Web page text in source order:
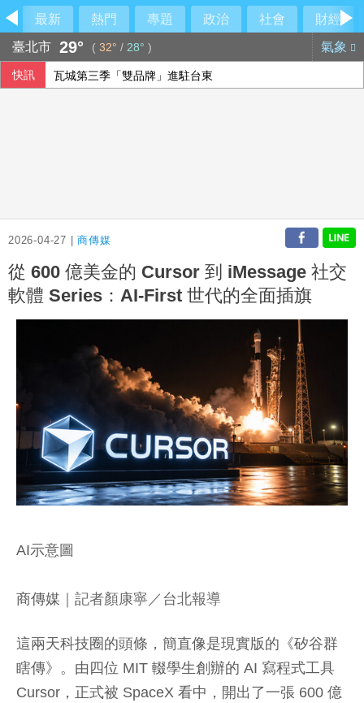
最新 熱門 專題 政治 社會
財經
臺北市 29° ( 32° / 28° ) 氣象
快訊 瓦城第三季「雙品牌」進駐台東
2026-04-27 |商傳媒
從 600 億美金的 Cursor 到 iMessage 社交
軟體 Series：AI-First 世代的全面插旗
AI示意圖
商傳媒 ｜記者顏康寧／台北報導
這兩天科技圈的頭條，簡直像是現實版的《矽谷群
瞎傳》。由四位 MIT 輟學生創辦的 AI 寫程式工具
Cursor，正式被 SpaceX 看中，開出了一張 600 億